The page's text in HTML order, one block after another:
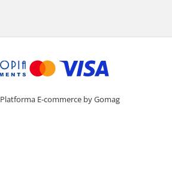
Platforma E-commerce by Gomag